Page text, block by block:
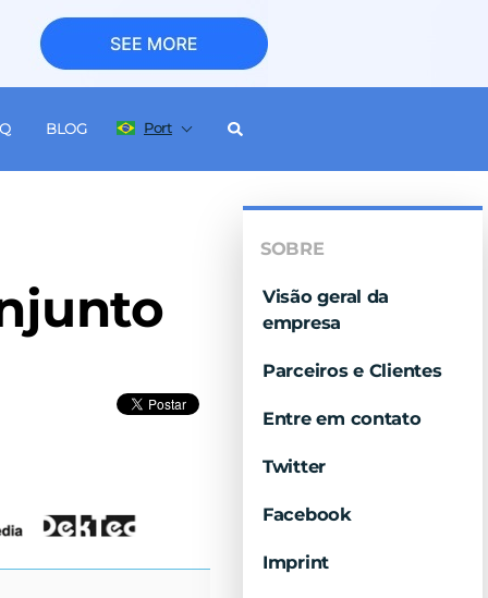
BLOG Port
SOBRE
Visão geral da
empresa
Parceiros e Clientes
Entre em contato
Twitter
Facebook
Imprint